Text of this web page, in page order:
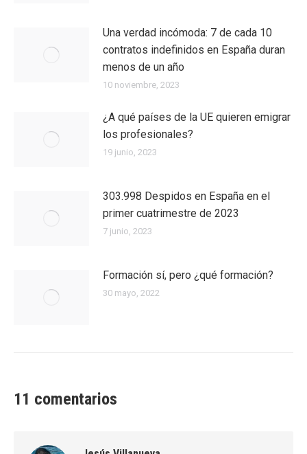
Una verdad incómoda: 7 de cada 10
contratos indefinidos en España duran
menos de un año
10 noviembre, 2023
¿A qué países de la UE quieren emigrar
los profesionales?
19 junio, 2023
303.998 Despidos en España en el
primer cuatrimestre de 2023
7 junio, 2023
Formación sí, pero ¿qué formación?
30 mayo, 2022
11 comentarios